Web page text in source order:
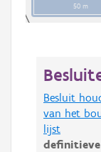
50 m
Besluit
van het
lijst